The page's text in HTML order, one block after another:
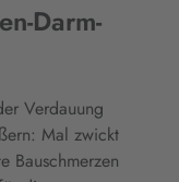
Darm-
Verdauung
Mal zwickt
Bauschmerzen